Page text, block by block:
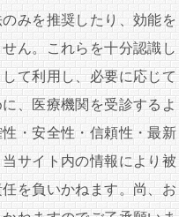
みを推奨したり、効能を
ん。これらを十分認識し
て利用し、必要に応じて
、医療機関を受診するよ
・安全性・信頼性・最新
サイト内の情報により被
を負いかねます。尚、お